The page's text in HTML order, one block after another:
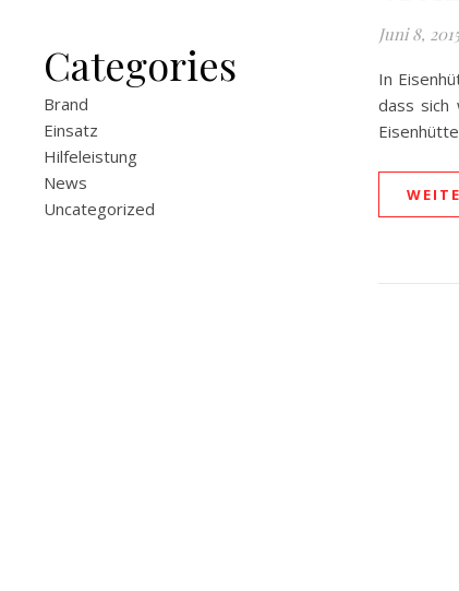
Categories
Brand
Einsatz
Hilfeleistung
News
Uncategorized
Juni 8, 2015
In
dass sich